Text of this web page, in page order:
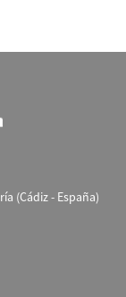
(Cádiz - España)